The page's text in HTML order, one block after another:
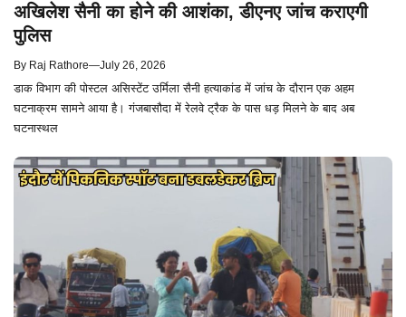
अखिलेश सैनी का होने की आशंका, डीएनए जांच कराएगी
पुलिस
By Raj Rathore—July 26, 2026
डाक विभाग की पोस्टल असिस्टेंट उर्मिला सैनी हत्याकांड में जांच के दौरान एक अहम
घटनाक्रम सामने आया है। गंजबासौदा में रेलवे ट्रैक के पास धड़ मिलने के बाद अब
घटनास्थल